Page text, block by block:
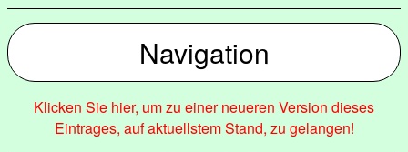
Navigation
Klicken Sie hier, um zu einer neueren Version dieses
Eintrages, auf aktuellstem Stand, zu gelangen!